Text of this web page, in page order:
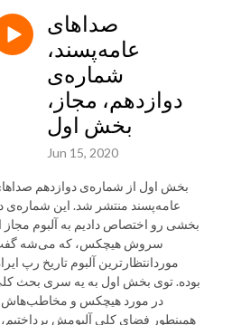
صداهای
عامه‌پسند،
شماره‌ی
دوازدهم، مجاز،
بخش اول
Jun 15, 2020
بخش اول از شماره‌ی دوازدهم
عامه‌پسند منتشر شد. این شماره‌ی
بخشی رو اختصاص دادیم به آلبوم مجاز
سروش هیچکس، که می‌شه
موردانتظارترین آلبوم تاریخ رپ
بوده. توی بخش اول به یه سری بحث
در مورد هیچکس و مخاطب‌هاش
همینطور فضای کلی آلبومش